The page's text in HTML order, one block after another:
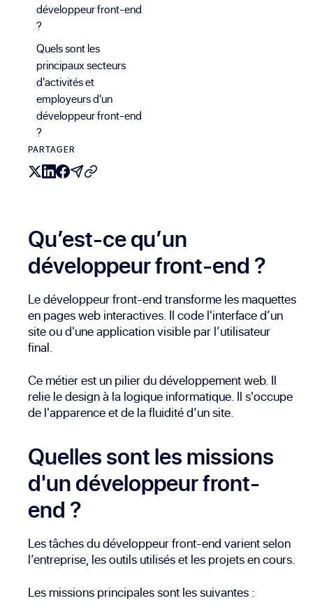
développeur front-end
?
Quels sont les
principaux secteurs
d'activités et
employeurs d'un
développeur front-end
?
PARTAGER
Qu’est-ce qu’un
développeur front-end ?
Le développeur front-end transforme les maquettes
en pages web interactives. Il code l'interface d’un
site ou d'une application visible par l’utilisateur
final.
Ce métier est un pilier du développement web. Il
relie le design à la logique informatique. Il s'occupe
de l'apparence et de la fluidité d’un site.
Quelles sont les missions
d'un développeur front-
end ?
Les tâches du développeur front-end varient selon
l’entreprise, les outils utilisés et les projets en cours.
Les missions principales sont les suivantes :